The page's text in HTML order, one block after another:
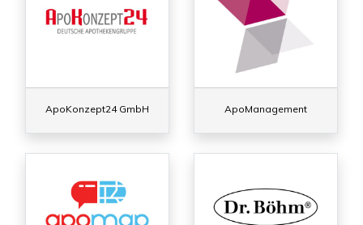
ApoKonzept24 GmbH ApoManagement